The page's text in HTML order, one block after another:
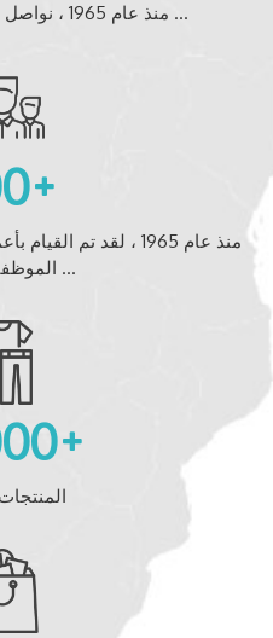
منذ عام 1965 ، نواصل العمل في قطاع الملابس ...
الموظفين سعداء ...
30000 المنتجات